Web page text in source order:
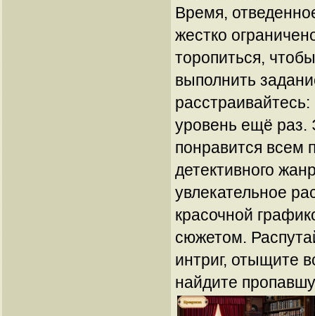
Время,
жестко
торопиться,
выполнить
уровень ещё раз.
понравится всем
детективного
увлекательное
красочной
сюжетом.
интриг, отыщите
найдите